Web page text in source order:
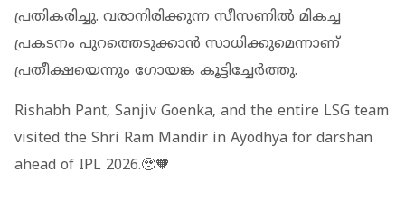
പ്രതികരിച്ചു. വരാനിരിക്കുന്ന സീസണിൽ മികച്ച
പ്രകടനം പുറത്തെടുക്കാൻ സാധിക്കുമെന്നാണ്
പ്രതീക്ഷയെന്നും ​ഗോയങ്ക കൂട്ടിച്ചേർത്തു.
Rishabh Pant, Sanjiv Goenka, and the entire LSG team
visited the Shri Ram Mandir in Ayodhya for darshan
ahead of IPL 2026.🥹🧡